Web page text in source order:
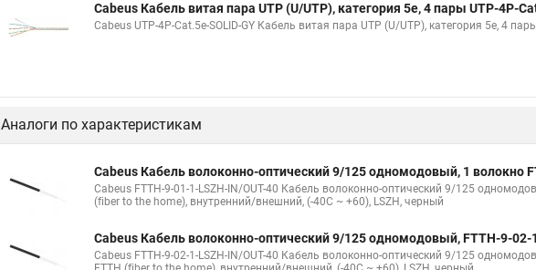
Cabeus Кабель витая пара UTP (U/UTP), категория 5e, 4 пары UTP-4P-
Cabeus UTP-4P-Cat.5e-SOLID-GY Кабель витая пара UTP (U/UTP), категория 5e, 4
Аналоги по характеристикам
Cabeus Кабель волоконно-оптический 9/125 одномодовый, 1 волокно
Cabeus FTTH-9-01-1-LSZH-IN/OUT-40 Кабель волоконно-оптический 9/125
(fiber to the home), внутренний/внешний, (-40C ~ +60), LSZH, черный
Cabeus Кабель волоконно-оптический 9/125 одномодовый, FTTH-9-02-
Cabeus FTTH-9-02-1-LSZH-IN/OUT-40 Кабель волоконно-оптический 9/125